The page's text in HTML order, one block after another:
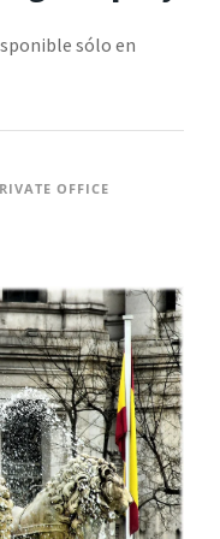
sólo en
OFFICE